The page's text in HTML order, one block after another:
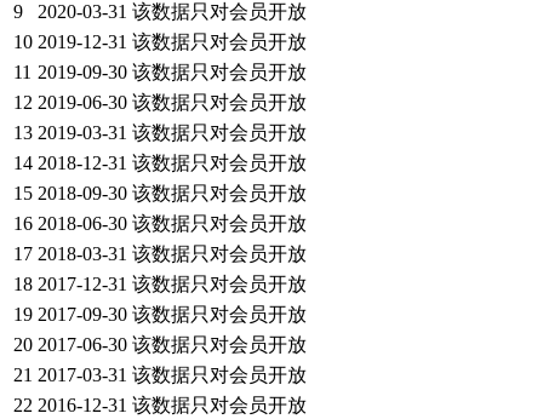
9
2020-03-31 该数据只对会员开放
10 2019-12-31 该数据只对会员开放
11 2019-09-30 该数据只对会员开放
12 2019-06-30 该数据只对会员开放
13 2019-03-31 该数据只对会员开放
14 2018-12-31 该数据只对会员开放
15 2018-09-30 该数据只对会员开放
16 2018-06-30 该数据只对会员开放
17 2018-03-31 该数据只对会员开放
18 2017-12-31 该数据只对会员开放
19 2017-09-30 该数据只对会员开放
20 2017-06-30 该数据只对会员开放
21 2017-03-31 该数据只对会员开放
22 2016-12-31 该数据只对会员开放